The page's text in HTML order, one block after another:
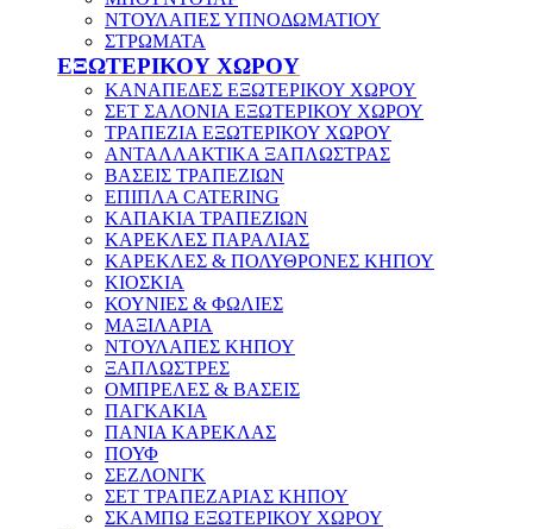
ΝΤΟΥΛΑΠΕΣ ΥΠΝΟΔΩΜΑΤΙΟΥ
ΣΤΡΩΜΑΤΑ
ΕΞΩΤΕΡΙΚΟΥ ΧΩΡΟΥ
ΚΑΝΑΠΕΔΕΣ ΕΞΩΤΕΡΙΚΟΥ ΧΩΡΟΥ
ΣΕΤ ΣΑΛΟΝΙΑ ΕΞΩΤΕΡΙΚΟΥ ΧΩΡΟΥ
ΤΡΑΠΕΖΙΑ ΕΞΩΤΕΡΙΚΟΥ ΧΩΡΟΥ
ΑΝΤΑΛΛΑΚΤΙΚΑ ΞΑΠΛΩΣΤΡΑΣ
ΒΑΣΕΙΣ ΤΡΑΠΕΖΙΩΝ
ΕΠΙΠΛΑ CATERING
ΚΑΠΑΚΙΑ ΤΡΑΠΕΖΙΩΝ
ΚΑΡΕΚΛΕΣ ΠΑΡΑΛΙΑΣ
ΚΑΡΕΚΛΕΣ & ΠΟΛΥΘΡΟΝΕΣ ΚΗΠΟΥ
ΚΙΟΣΚΙΑ
ΚΟΥΝΙΕΣ & ΦΩΛΙΕΣ
ΜΑΞΙΛΑΡΙΑ
ΝΤΟΥΛΑΠΕΣ ΚΗΠΟΥ
ΞΑΠΛΩΣΤΡΕΣ
ΟΜΠΡΕΛΕΣ & ΒΑΣΕΙΣ
ΠΑΓΚΑΚΙΑ
ΠΑΝΙΑ ΚΑΡΕΚΛΑΣ
ΠΟΥΦ
ΣΕΖΛΟΝΓΚ
ΣΕΤ ΤΡΑΠΕΖΑΡΙΑΣ ΚΗΠΟΥ
ΣΚΑΜΠΩ ΕΞΩΤΕΡΙΚΟΥ ΧΩΡΟΥ